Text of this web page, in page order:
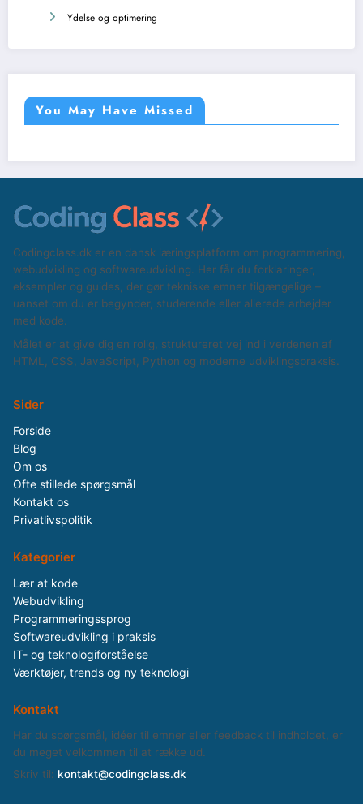
Ydelse og optimering
You May Have Missed
Codingclass.dk er en dansk læringsplatform om programmering,
webudvikling og softwareudvikling. Her får du forklaringer,
eksempler og guides, der gør tekniske emner tilgængelige –
uanset om du er begynder, studerende eller allerede arbejder
med kode.
Målet er at give dig en rolig, struktureret vej ind i verdenen af
HTML, CSS, JavaScript, Python og moderne udviklingspraksis.
Sider
Forside
Blog
Om os
Ofte stillede spørgsmål
Kontakt os
Privatlivspolitik
Kategorier
Lær at kode
Webudvikling
Programmeringssprog
Softwareudvikling i praksis
IT- og teknologiforståelse
Værktøjer, trends og ny teknologi
Kontakt
Har du spørgsmål, idéer til emner eller feedback til indholdet, er
du meget velkommen til at række ud.
Skriv til: kontakt@codingclass.dk